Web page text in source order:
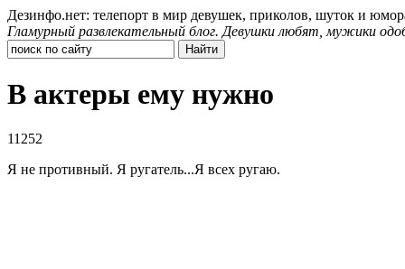
Дезинфо.нет: телепорт в мир девушек, приколов, шуток и
Гламурный развлекательный блог. Девушки любят, мужики
В актеры ему нужно
11252
Я не противный. Я ругатель...Я всех ругаю.